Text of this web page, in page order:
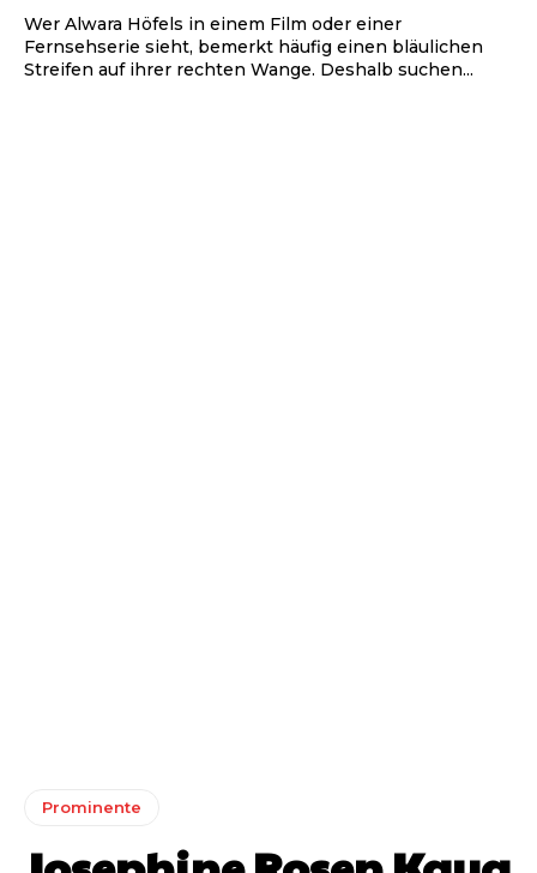
Wer Alwara Höfels in einem Film oder einer
Fernsehserie sieht, bemerkt häufig einen bläulichen
Streifen auf ihrer rechten Wange. Deshalb suchen...
Prominente